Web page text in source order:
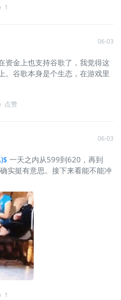
1
06-03
资金上也支持谷歌了，我觉得这
。谷歌本身是个生态，在游戏里
点赞
06-03
一天之内从599到620，再到
实挺有意思。接下来看能不能冲
1